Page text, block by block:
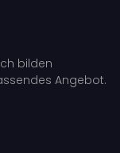
bilden
Angebot.